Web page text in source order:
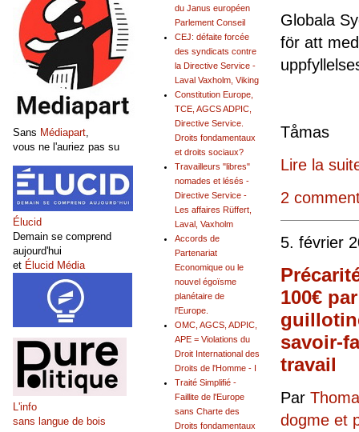
Globala
för att
Lire la
2
5. février
100€
savoir-
travail
Par
dogme et
du Janus européen
Parlement Conseil
CEJ: défaite forcée
des syndicats contre
la Directive Service -
Laval Vaxholm, Viking
Constitution Europe,
TCE, AGCS ADPIC,
Directive Service.
Droits fondamentaux
et droits sociaux?
Travailleurs "libres"
nomades et lésés -
Directive Service -
Les affaires Rüffert,
Laval, Vaxholm
Accords de
Partenariat
Economique ou le
nouvel égoïsme
planétaire de
l'Europe.
OMC, AGCS, ADPIC,
APE = Violations du
Droit International des
Droits de l'Homme - I
Traité Simplifié -
Faillite de l'Europe
sans Charte des
Droits fondamentaux
Sans Médiapart,
vous ne l'auriez pas su
Élucid
Demain se comprend
aujourd'hui
et Élucid Média
L'info
sans langue de bois